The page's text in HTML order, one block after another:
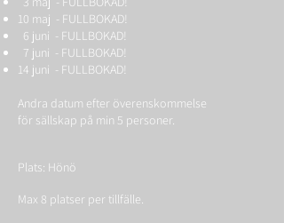
10 maj - FULLBOKAD!
6 juni - FULLBOKAD!
7 juni - FULLBOKAD!
14 juni - FULLBOKAD!
Andra datum efter överenskommelse
för sällskap på min 5 personer.
Plats: Hönö
Max 8 platser per tillfälle.